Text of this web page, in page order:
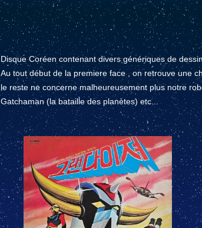
Disque Coréen contenant divers génériques de
Au tout début de la premiere face , on retrouve une
le reste ne concerne malheureusement plus notre
Gatchaman (la bataille des planètes) etc...